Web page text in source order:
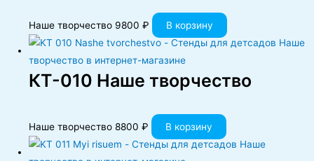
Наше творчество 9800₽ В корзину
КT-010 Наше творчество
Наше творчество8800₽ В корзину